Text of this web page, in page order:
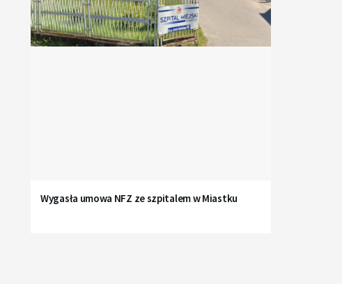
Wygasła umowa NFZ ze szpitalem w Miastku